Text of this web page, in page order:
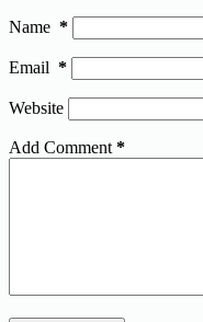
Name *
Email *
Website
Add Comment *